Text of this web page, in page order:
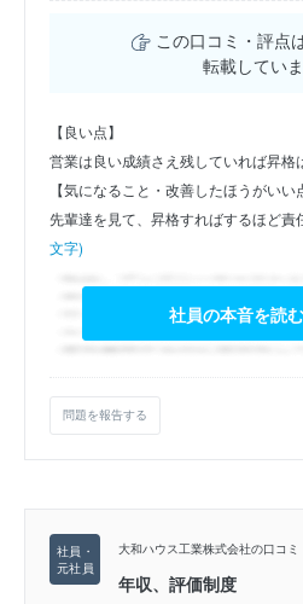
この口コミ・評点
転載していま
【良い点】
営業は良い成績さえ残していれば昇格
【気になること・改善したほうがいい
先輩達を見て、昇格すればするほど責
文字)
社員の本音を読
問題を報告する
大和ハウス工業株式会社の口コミ
年収、評価制度